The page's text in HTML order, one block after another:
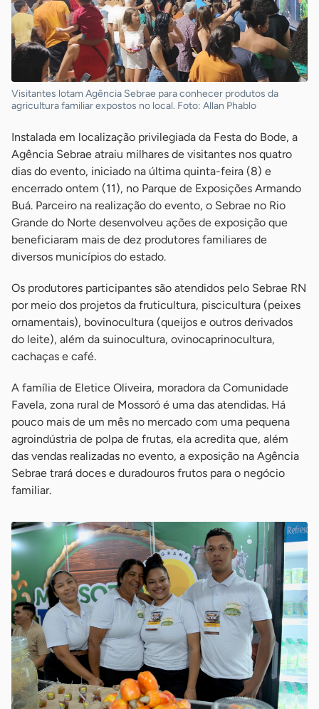
Visitantes lotam Agência Sebrae para conhecer produtos da
agricultura familiar expostos no local. Foto: Allan Phablo
Instalada em localização privilegiada da Festa do Bode, a
Agência Sebrae atraiu milhares de visitantes nos quatro
dias do evento, iniciado na última quinta-feira (8) e
encerrado ontem (11), no Parque de Exposições Armando
Buá. Parceiro na realização do evento, o Sebrae no Rio
Grande do Norte desenvolveu ações de exposição que
beneficiaram mais de dez produtores familiares de
diversos municípios do estado.
Os produtores participantes são atendidos pelo Sebrae RN
por meio dos projetos da fruticultura, piscicultura (peixes
ornamentais), bovinocultura (queijos e outros derivados
do leite), além da suinocultura, ovinocaprinocultura,
cachaças e café.
A família de Eletice Oliveira, moradora da Comunidade
Favela, zona rural de Mossoró é uma das atendidas. Há
pouco mais de um mês no mercado com uma pequena
agroindústria de polpa de frutas, ela acredita que, além
das vendas realizadas no evento, a exposição na Agência
Sebrae trará doces e duradouros frutos para o negócio
familiar.